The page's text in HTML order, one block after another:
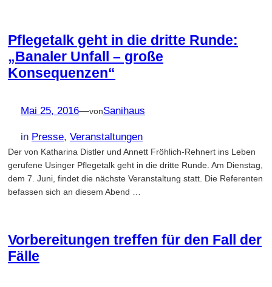
Pflegetalk geht in die dritte Runde:
„Banaler Unfall – große
Konsequenzen“
Mai 25, 2016—vonSanihaus
in Presse, Veranstaltungen
Der von Katharina Distler und Annett Fröhlich-Rehnert ins Leben
gerufene Usinger Pflegetalk geht in die dritte Runde. Am Dienstag,
dem 7. Juni, findet die nächste Veranstaltung statt. Die Referenten
befassen sich an diesem Abend …
Vorbereitungen treffen für den Fall der
Fälle